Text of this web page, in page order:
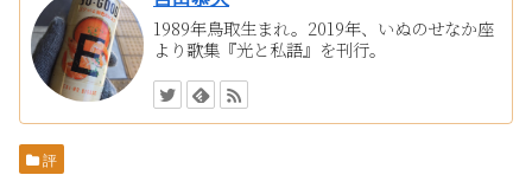
1989年鳥取生まれ。2019年、いぬのせなか座
より歌集『光と私語』を刊行。
評